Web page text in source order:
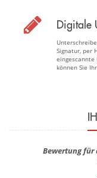
Digitale
Signatur, per
können Sie
Bewertung für